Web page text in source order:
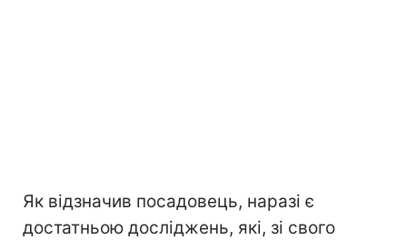
Як відзначив посадовець, наразі є
достатньою досліджень, які, зі свого